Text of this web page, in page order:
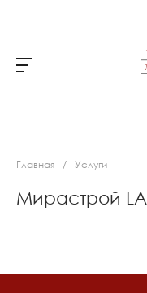
Главная / Услуги
Мирастрой